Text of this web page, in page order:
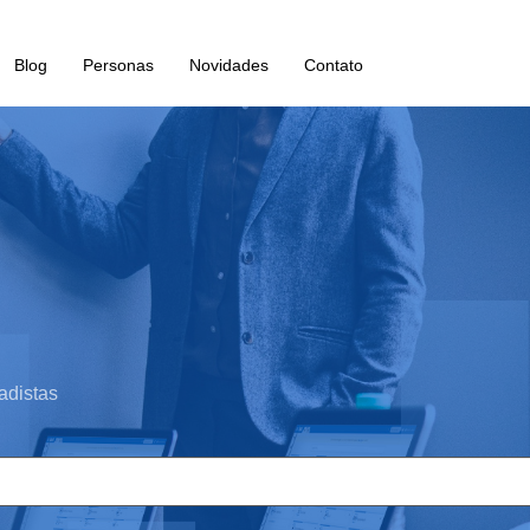
Blog Personas Novidades Contato